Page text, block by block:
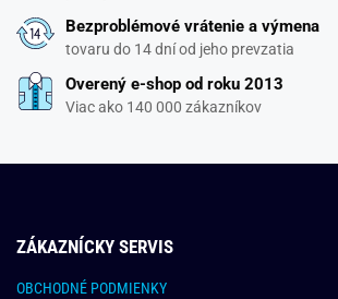
Bezproblémové vrátenie a výmena
tovaru do 14 dní od jeho prevzatia
Overený e-shop od roku 2013
Viac ako 140 000 zákazníkov
ZÁKAZNÍCKY SERVIS
OBCHODNÉ PODMIENKY